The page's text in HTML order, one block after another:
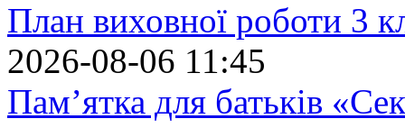
План виховної роботи 3
2026-08-06 11:45
Пам’ятка для батьків